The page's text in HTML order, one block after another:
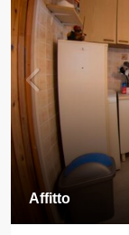
Affitto